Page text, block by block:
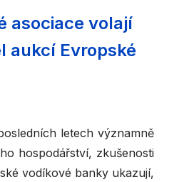
asociace volají
aukcí Evropské
letech významně
hospodářství, zkušenosti
vodíkové banky ukazují,